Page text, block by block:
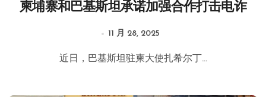
柬埔寨和巴基斯坦承诺加强合作打击电诈
11 月 28, 2025
近日，巴基斯坦驻柬大使扎希尔丁...